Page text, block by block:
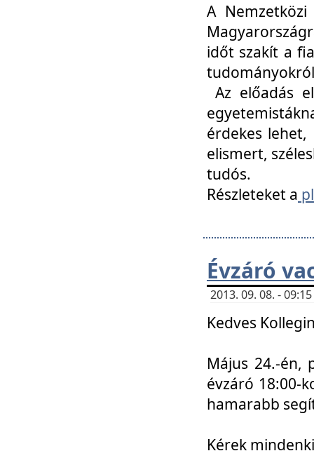
A
időt szakít a
Az előadás
érdekes lehet,
elismert,
tudós.
Részleteket a
Évzáró
2013. 09. 08. -
Kedves
Május 24.-én,
évzáró 18:00-
hamarabb
Kérek